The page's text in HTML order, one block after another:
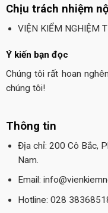
Chịu trách nhiệm
VIỆN KIỂM NGHIỆM
Ý kiến bạn đọc
Chúng tôi rất hoan
chúng tôi!
Thông tin
Địa chỉ: 200 Cô Bắc,
Nam.
Email:
Hotline: 028